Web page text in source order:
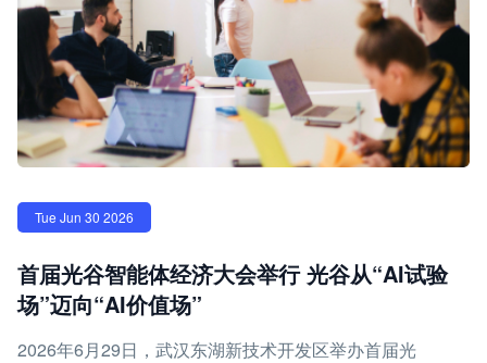
Tue Jun 30 2026
首届光谷智能体经济大会举行 光谷从“AI试验
场”迈向“AI价值场”
2026年6月29日，武汉东湖新技术开发区举办首届光